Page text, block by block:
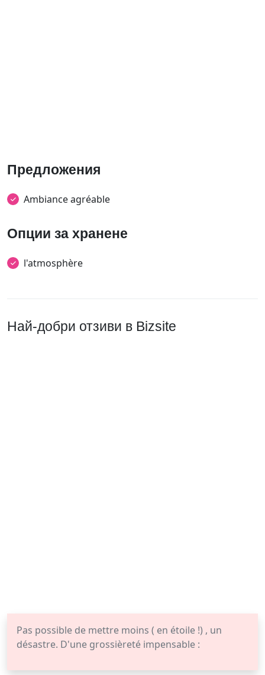
Предложения
Ambiance agréable
Опции за хранене
l'atmosphère
Най-добри отзиви в Bizsite
Pas possible de mettre moins ( en étoile !) , un
désastre. D'une grossièreté impensable :